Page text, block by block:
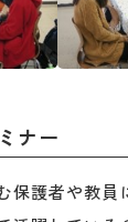
ナー
保護者や教員